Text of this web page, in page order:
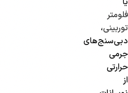
فلومتر
توربینی،
دبی‌سنج‌های
جرمی
حرارتی
از